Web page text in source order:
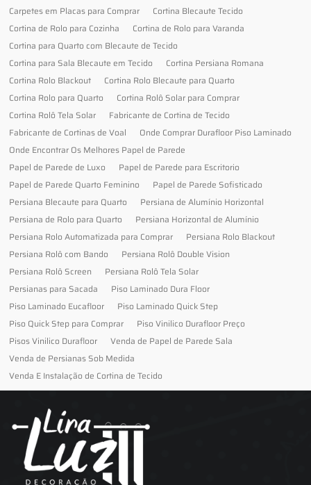
Carpetes em Placas para Comprar
Cortina Blecaute Tecido
Cortina de Rolo para Cozinha
Cortina de Rolo para Varanda
Cortina para Quarto com Blecaute de Tecido
Cortina para Sala Blecaute em Tecido
Cortina Persiana Romana
Cortina Rolo Blackout
Cortina Rolo Blecaute para Quarto
Cortina Rolo para Quarto
Cortina Rolô Solar para Comprar
Cortina Rolô Tela Solar
Fabricante de Cortina de Tecido
Fabricante de Cortinas de Voal
Onde Comprar Durafloor Piso Laminado
Onde Encontrar Os Melhores Papel de Parede
Papel de Parede de Luxo
Papel de Parede para Escritorio
Papel de Parede Quarto Feminino
Papel de Parede Sofisticado
Persiana Blecaute para Quarto
Persiana de Alumínio Horizontal
Persiana de Rolo para Quarto
Persiana Horizontal de Alumínio
Persiana Rolo Automatizada para Comprar
Persiana Rolo Blackout
Persiana Rolô com Bando
Persiana Rolô Double Vision
Persiana Rolô Screen
Persiana Rolô Tela Solar
Persianas para Sacada
Piso Laminado Dura Floor
Piso Laminado Eucafloor
Piso Laminado Quick Step
Piso Quick Step para Comprar
Piso Vinilico Durafloor Preço
Pisos Vinilico Durafloor
Venda de Papel de Parede Sala
Venda de Persianas Sob Medida
Venda E Instalação de Cortina de Tecido